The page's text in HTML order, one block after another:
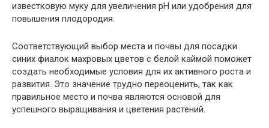
известковую муку для увеличения pH или удобрения для
повышения плодородия.
Соответствующий выбор места и почвы для посадки
синих фиалок махровых цветов с белой каймой поможет
создать необходимые условия для их активного роста и
развития. Это значение трудно переоценить, так как
правильное место и почва являются основой для
успешного выращивания и цветения растений.